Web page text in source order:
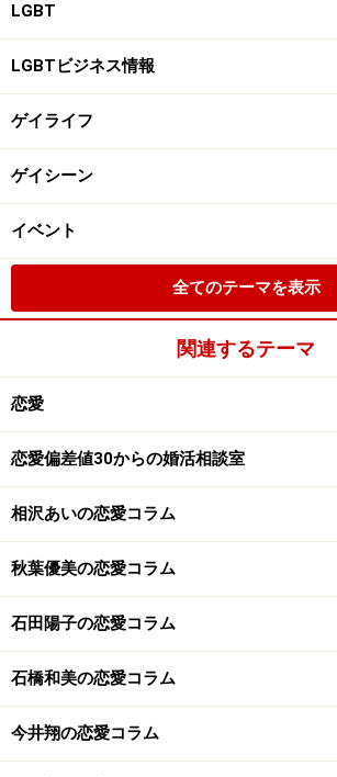
LGBT
LGBTビジネス情報
ゲイライフ
ゲイシーン
イベント
全てのテーマを表示
関連するテーマ
恋愛
恋愛偏差値30からの婚活相談室
相沢あいの恋愛コラム
秋葉優美の恋愛コラム
石田陽子の恋愛コラム
石橋和美の恋愛コラム
今井翔の恋愛コラム